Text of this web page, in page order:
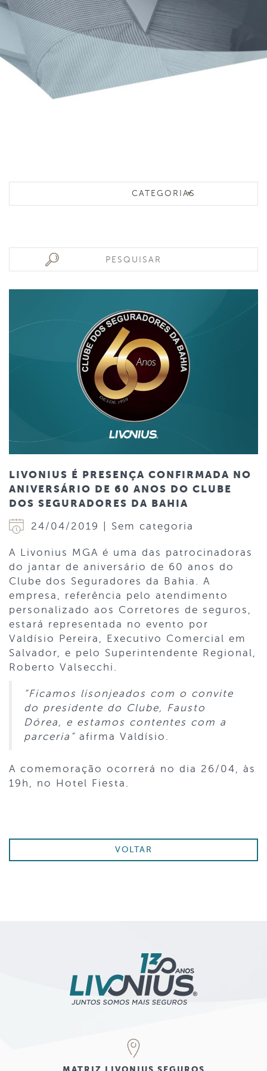
LIVONIUS É PRESENÇA CONFIRMADA NO
ANIVERSÁRIO DE 60 ANOS DO CLUBE
DOS SEGURADORES DA BAHIA
24/04/2019 | Sem categoria
A Livonius MGA é uma das patrocinadoras
do jantar de aniversário de 60 anos do
Clube dos Seguradores da Bahia. A
empresa, referência pelo atendimento
personalizado aos Corretores de seguros,
estará representada no evento por
Valdísio Pereira, Executivo Comercial em
Salvador, e pelo Superintendente Regional,
Roberto Valsecchi.
“Ficamos lisonjeados com o convite
do presidente do Clube, Fausto
Dórea, e estamos contentes com a
parceria” afirma Valdísio.
A comemoração ocorrerá no dia 26/04, às
19h, no Hotel Fiesta.
VOLTAR